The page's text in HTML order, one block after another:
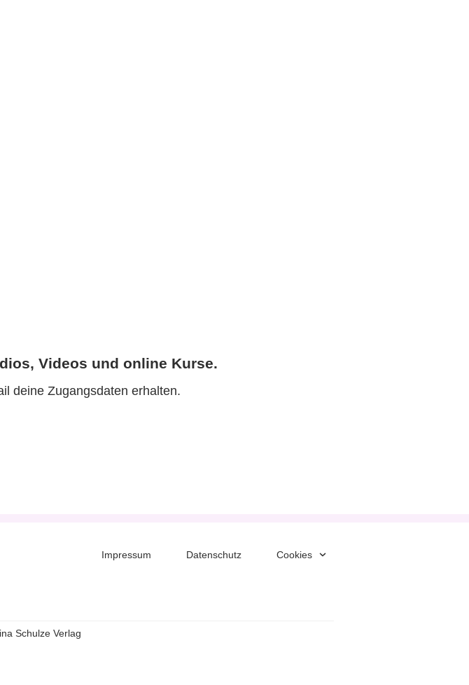
Videos und online Kurse.
deine Zugangsdaten erhalten.
Impressum Datenschutz Cookies
Schulze Verlag